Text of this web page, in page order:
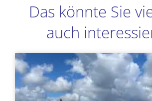
Das könnte Sie
auch
SeiteSeiteSeite